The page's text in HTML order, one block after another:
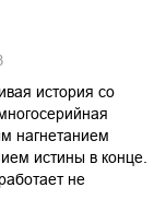
история со
нагнетанием
истины в конце.
не